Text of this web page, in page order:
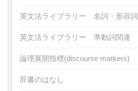
英文法ライブラリー 名詞・形容
英文法ライブラリー 準動詞関連
論理展開指標(discourse markers)
辞書のはなし